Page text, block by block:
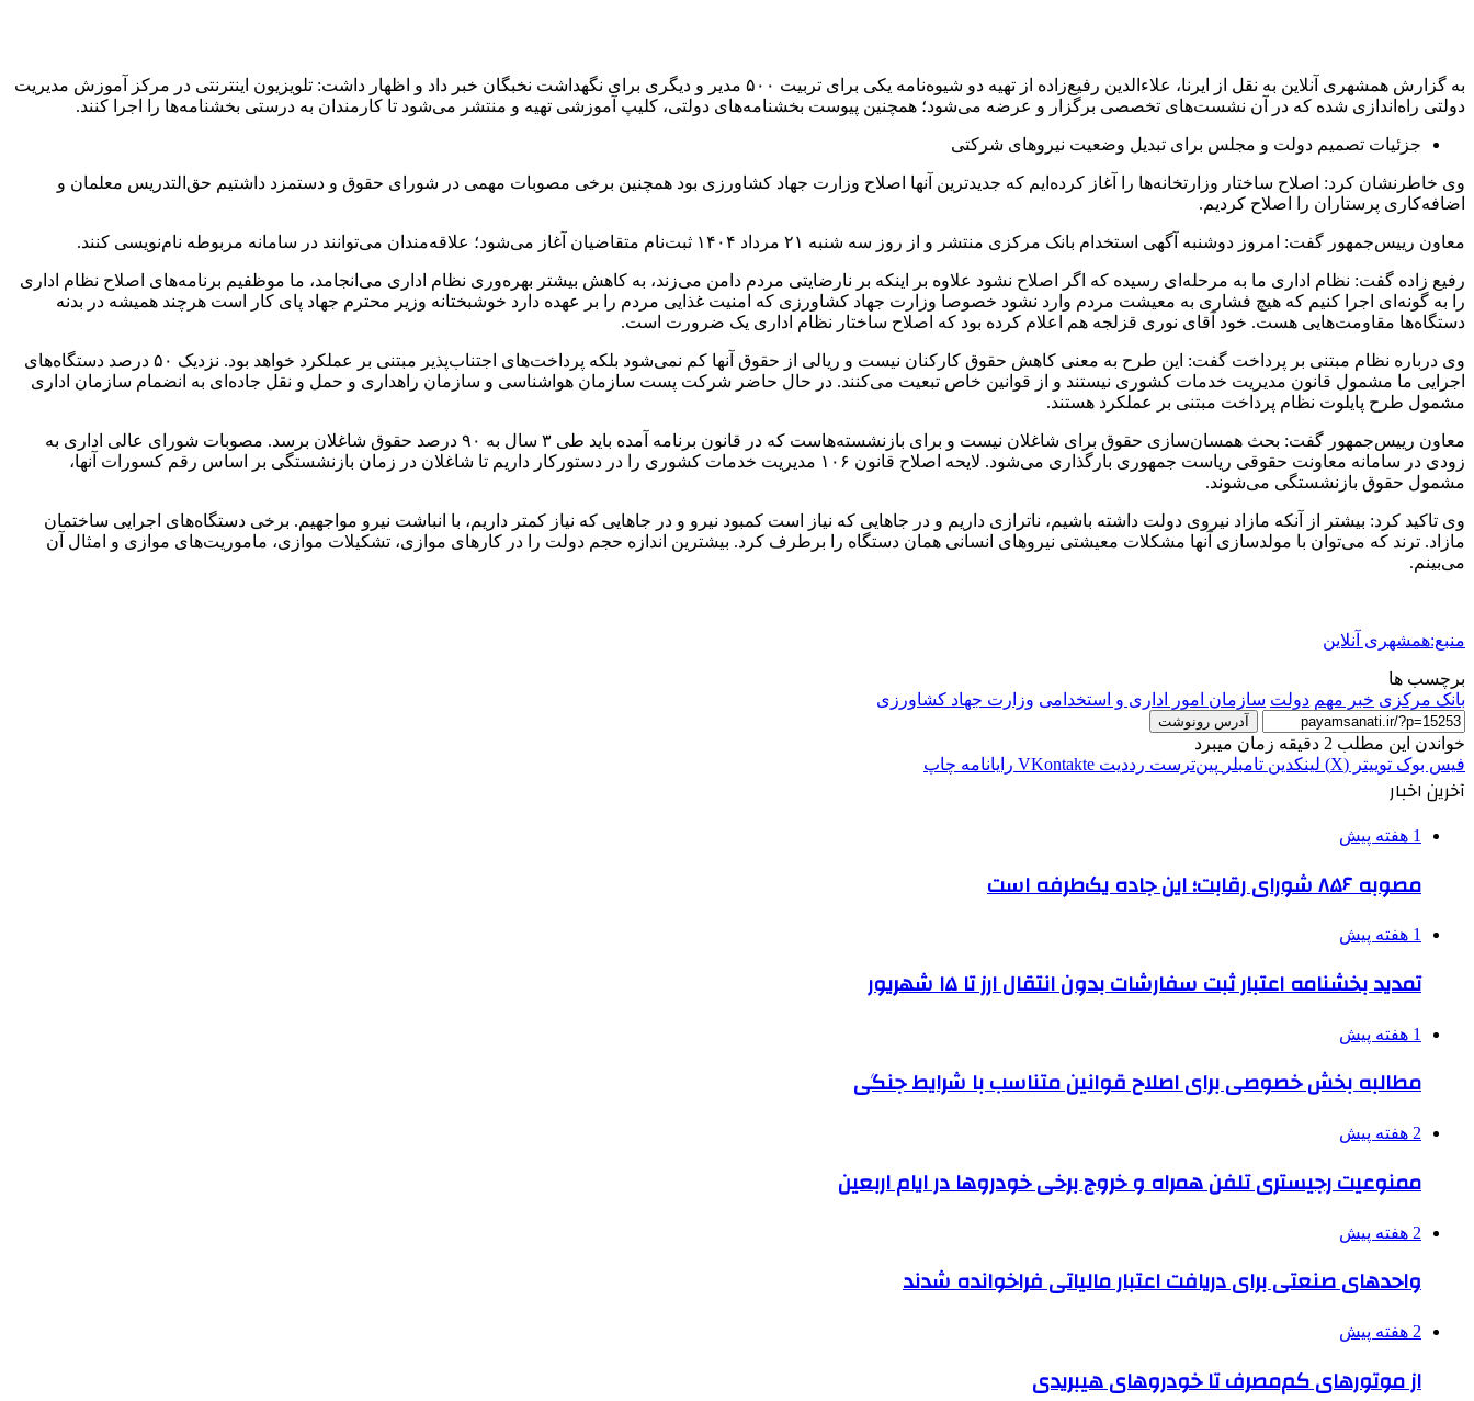
به گزارش همشهری آنلاین به نقل از ایرنا، علاءالدین رفیع‌زاده از تهیه دو شیوه‌نامه یکی برای تربیت ۵۰۰ مدیر و دیگری برای نگهداشت نخبگان خبر داد و اظهار داشت: تلویزیون اینترنتی در مرکز آموزش مدیریت
دولتی راه‌اندازی شده که در آن نشست‌های تخصصی برگزار و عرضه می‌شود؛ همچنین پیوست بخشنامه‌های دولتی، کلیپ آموزشی تهیه و منتشر می‌شود تا کارمندان به درستی بخشنامه‌ها را اجرا کنند.
جزئیات تصمیم دولت و مجلس برای تبدیل وضعیت نیروهای شرکتی
وی خاطرنشان کرد: اصلاح ساختار وزارتخانه‌ها را آغاز کرده‌ایم که جدیدترین آنها اصلاح وزارت جهاد کشاورزی بود همچنین برخی مصوبات مهمی در شورای حقوق و دستمزد داشتیم حق‌التدریس معلمان و
اضافه‌کاری پرستاران را اصلاح کردیم.
معاون رییس‌جمهور گفت: امروز دوشنبه آگهی استخدام بانک مرکزی منتشر و از روز سه شنبه ۲۱ مرداد ۱۴۰۴ ثبت‌نام متقاضیان آغاز می‌شود؛ علاقه‌مندان می‌توانند در سامانه مربوطه نام‌نویسی کنند.
رفیع زاده گفت: نظام اداری ما به مرحله‌ای رسیده که اگر اصلاح نشود علاوه بر اینکه بر نارضایتی مردم دامن می‌زند، به کاهش بیشتر بهره‌وری نظام اداری می‌انجامد، ما موظفیم برنامه‌های اصلاح نظام اداری
را به گونه‌ای اجرا کنیم که هیچ فشاری به معیشت مردم وارد نشود خصوصا وزارت جهاد کشاورزی که امنیت غذایی مردم را بر عهده دارد خوشبختانه وزیر محترم جهاد پای کار است هرچند همیشه در بدنه
دستگاه‌ها مقاومت‌هایی هست. خود آقای نوری قزلجه هم اعلام کرده بود که اصلاح ساختار نظام اداری یک ضرورت است.
وی درباره نظام مبتنی بر پرداخت گفت: این طرح به معنی کاهش حقوق کارکنان نیست و ریالی از حقوق آنها کم نمی‌شود بلکه پرداخت‌های اجتناب‌پذیر مبتنی بر عملکرد خواهد بود. نزدیک ۵۰ درصد دستگاه‌های
اجرایی ما مشمول قانون مدیریت خدمات کشوری نیستند و از قوانین خاص تبعیت می‌کنند. در حال حاضر شرکت پست سازمان هواشناسی و سازمان راهداری و حمل و نقل جاده‌ای به انضمام سازمان اداری
مشمول طرح پایلوت نظام پرداخت مبتنی بر عملکرد هستند.
معاون رییس‌جمهور گفت: بحث همسان‌سازی حقوق برای شاغلان نیست و برای بازنشسته‌هاست که در قانون برنامه آمده باید طی ۳ سال به ۹۰ درصد حقوق شاغلان برسد. مصوبات شورای عالی اداری به
زودی در سامانه معاونت حقوقی ریاست جمهوری بارگذاری می‌شود. لایحه اصلاح قانون ۱۰۶ مدیریت خدمات کشوری را در دستورکار داریم تا شاغلان در زمان بازنشستگی بر اساس رقم کسورات آنها،
مشمول حقوق بازنشستگی می‌شوند.
وی تاکید کرد: بیشتر از آنکه مازاد نیروی دولت داشته باشیم، ناترازی داریم و در جاهایی که نیاز است کمبود نیرو و در جاهایی که نیاز کمتر داریم، با انباشت نیرو مواجهیم. برخی دستگاه‌های اجرایی ساختمان
مازاد. ترند که می‌توان با مولدسازی آنها مشکلات معیشتی نیروهای انسانی همان دستگاه را برطرف کرد. بیشترین اندازه حجم دولت را در کارهای موازی، تشکیلات موازی، ماموریت‌های موازی و امثال آن
می‌بینم.
منبع:همشهری آنلاین
برچسب ها
بانک مرکزی خبر مهم دولت سازمان امور اداری و استخدامی وزارت جهاد کشاورزی
آدرس رونوشت
خواندن این مطلب 2 دقیقه زمان میبرد
فیس بوک توییتر (X) لینکدین ‫تامبلر ‫پین‌ترست ‫رددیت ‫VKontakte رایانامه چاپ
آخرین اخبار
1 هفته پیش
مصوبه ۸۵۶ شورای رقابت؛ این جاده یک‌طرفه است
1 هفته پیش
تمدید بخشنامه اعتبار ثبت سفارشات بدون انتقال ارز تا ۱۵ شهریور
1 هفته پیش
مطالبه بخش خصوصی برای اصلاح قوانین متناسب با شرایط جنگی
2 هفته پیش
ممنوعیت رجیستری تلفن همراه و خروج برخی خودروها در ایام اربعین
2 هفته پیش
واحدهای صنعتی برای دریافت اعتبار مالیاتی فراخوانده شدند
2 هفته پیش
از موتورهای کم‌مصرف تا خودروهای هیبریدی